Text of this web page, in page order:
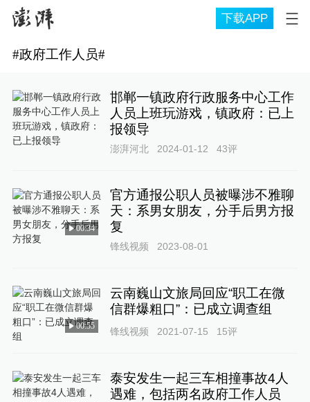
下载APP
#政府工作人员#
邯郸一镇政府行政服务中心工作
人员上班玩游戏，镇政府：已上
报领导
澎湃河北 2024-01-12 43评
00:34
官方通报公职人员被曝涉不雅聊
天：系男女朋友，分手后男方报
复
锋线视频 2023-08-01
00:55
云南巍山文旅局回应“职工在微
信群爆粗口”：已成立调查组
锋线视频 2021-07-15 15评
泰安发生一起三车相撞事故4人
遇难，包括两名政府工作人员